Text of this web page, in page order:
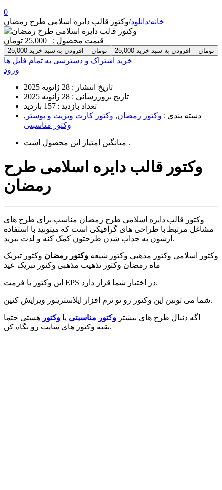
0
خانه/دانلود/وکتور قالب دایره اسلامی طرح رمضان
قیمت محصول : 25,000 تومان
25,000 تومان – افزودن به سبد خرید
خرید اشتراک و دسترسی به تمام فایل ها
ورود
تاریخ انتشار : 28 ژانویه 2025
تاریخ بروزرسانی : 28 ژانویه 2025
تعداد بازدید : 157 بازدید
دسته بندی : وکتور رمضان, وکتور کارت ویزیت و پوستر ,
وکتور مناسبتی
میانگین امتیاز این محصول است .
وکتور قالب دایره اسلامی طرح
رمضان
وکتور قالب دایره اسلامی طرح رمضان مناسب برای طرح های
مشاغل مرتبط با طراحی های گرافیکی است که میتونید با استفاده
ازشون به جذاب شدن طرحتون کمک کنه و لذت ببرید.
وکتور اسلامی وکتور مذهبی وکتور شیعه وکتور رمضان وکتور تبریک
ماه رمضان وکتور تذهیب مذهبی وکتور تبریک عید
این وکتور با فرمت EPS در اختیار شما قرار دارد.
شما می تونین این وکتور رو تو نرم افزار ایلاستریتور ویرایش کنین.
اگه دنبال طرح های بیشتر وکتور مناسبتی یا وکتور هستی حتما
بقیه وکتور های سایت رو نگاه کن.